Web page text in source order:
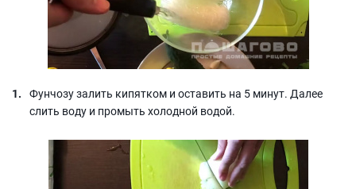
Фунчозу залить кипятком и оставить на 5 минут. Далее
слить воду и промыть холодной водой.